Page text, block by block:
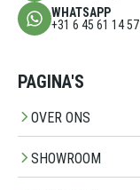
WHATSAPP
+31 6 45 61 14 57
PAGINA'S
OVER ONS
SHOWROOM